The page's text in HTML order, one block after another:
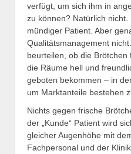
verfügt, um sich ihm in
zu können? Natürlich
mündiger Patient. Aber
Qualitätsmanagement
beurteilen, ob die
die Räume hell und
geboten bekommen – in
um Marktanteile bestehen
Nichts gegen frische
der „Kunde“ Patient wird
gleicher Augenhöhe mit
Fachpersonal und der